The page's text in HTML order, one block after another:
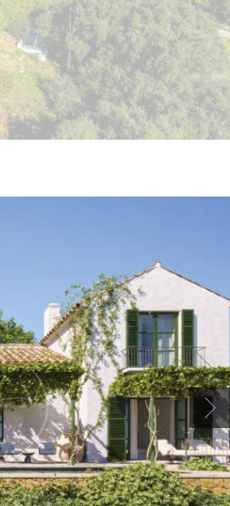
Next